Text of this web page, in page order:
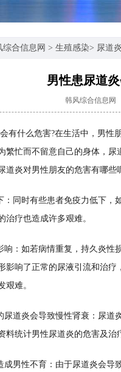
综合信息网 > 生殖感染> 尿道炎
男性患尿道
韩风综合信息网
有什么危害?在生活中，男性
繁忙而不留意自己的身体，
道炎对男性朋友的危害有哪些
：同时有些患者免疫力低下，
治疗也造成许多艰难。
响：如若病情重复，持久炎性
影响了正常的尿液引流和治
艰难。
尿道炎会导致慢性肾衰：尿道
料统计男性尿道炎的危害及治
成男性不育：由于尿道炎会导